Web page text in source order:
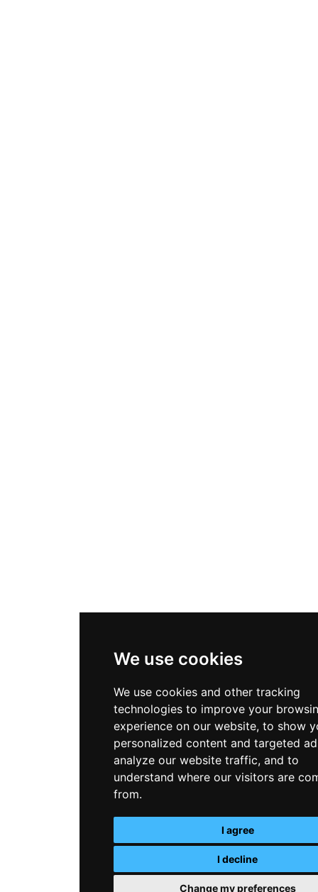
We use cookies
We use cookies and other tracking
technologies to improve your
experience on our website, to show
personalized content and targeted
analyze our website traffic, and to
understand where our visitors are
from.
I agree
I decline
Change my preferences